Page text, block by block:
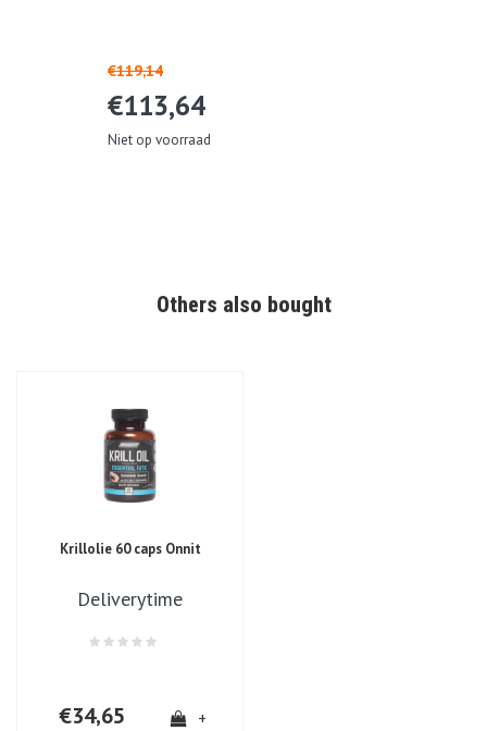
€119,14
€113,64
Niet op voorraad
Others also bought
Krillolie 60 caps Onnit
Deliverytime
€34,65 +